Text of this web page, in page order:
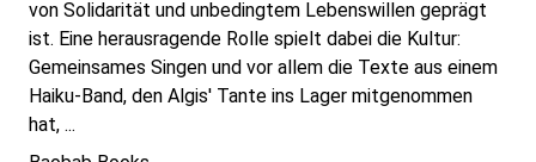
von Solidarität und unbedingtem Lebenswillen geprägt
ist. Eine herausragende Rolle spielt dabei die Kultur:
Gemeinsames Singen und vor allem die Texte aus einem
Haiku-Band, den Algis' Tante ins Lager mitgenommen
hat, ...